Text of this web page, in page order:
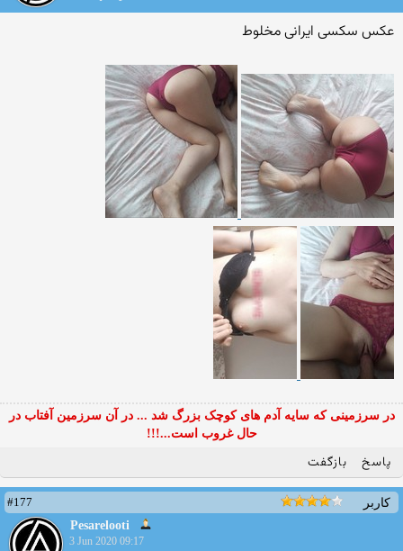
عکس سکسی ایرانی مخلوط
در سرزمینی که سایه آدم های کوچک بزرگ شد ... در آن سرزمین آفتاب در
حال غروب است...!!!
پاسخ بازگفت
کاربر
#177
Pesarelooti
3 Jun 2020 09:17